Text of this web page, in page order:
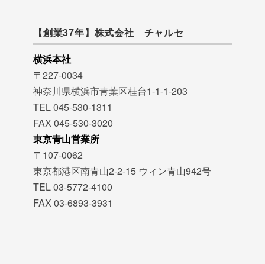
【創業37年】株式会社 チャルセ
横浜本社
〒227-0034
神奈川県横浜市青葉区桂台1-1-1-203
TEL 045-530-1311
FAX 045-530-3020
東京青山営業所
〒107-0062
東京都港区南青山2-2-15 ウィン青山942号
TEL 03-5772-4100
FAX 03-6893-3931